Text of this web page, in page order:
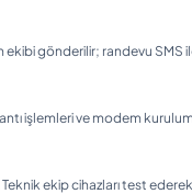
gönderilir; randevu SMS
işlemleri ve modem
ekip cihazları test ederek